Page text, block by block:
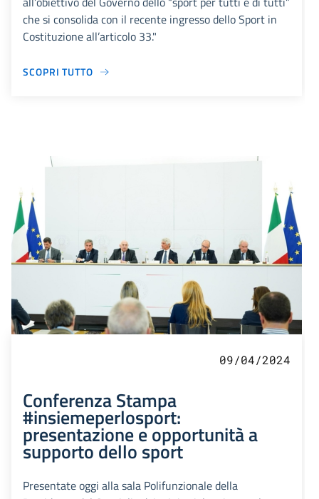
che si consolida con il recente ingresso dello Sport in
Costituzione all’articolo 33."
SCOPRI TUTTO
09/04/2024
Conferenza Stampa
#insiemeperlosport:
presentazione e opportunità a
supporto dello sport
Presentate oggi alla sala Polifunzionale della